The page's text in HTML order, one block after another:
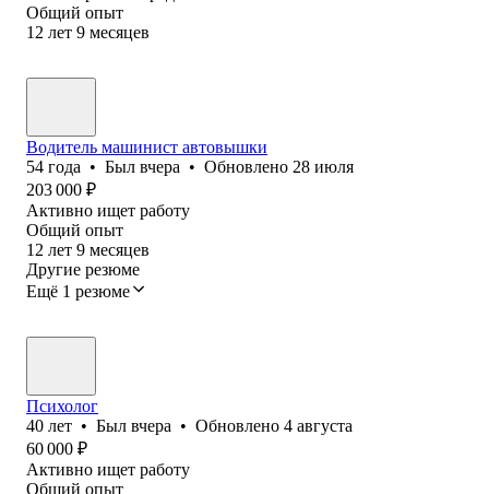
Общий опыт
12 лет 9 месяцев
Водитель машинист автовышки
54 года • Был вчера • Обновлено 28 июля
203 000 ₽
Активно ищет работу
Общий опыт
12 лет 9 месяцев
Другие резюме
Ещё 1 резюме
Психолог
40 лет • Был вчера • Обновлено 4 августа
60 000 ₽
Активно ищет работу
Общий опыт